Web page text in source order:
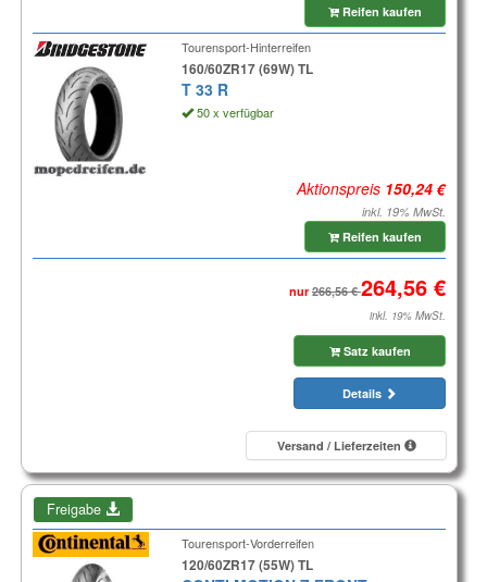
Reifen kaufen
Tourensport-Hinterreifen
160/60ZR17 (69W) TL
T 33 R
50 x verfügbar
Aktionspreis
inkl. 19% MwSt.
Reifen kaufen
nur
inkl. 19% MwSt.
Satz kaufen
Details
Versand / Lieferzeiten
Freigabe
Tourensport-Vorderreifen
120/60ZR17 (55W) TL